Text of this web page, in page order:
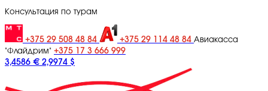
Консультация по турам
+375 29 508 48 84 +375 29 114 48 84 Авиакасса
"Флайдрим" +375 17 3 666 999
3,4586 € 2,9974 $